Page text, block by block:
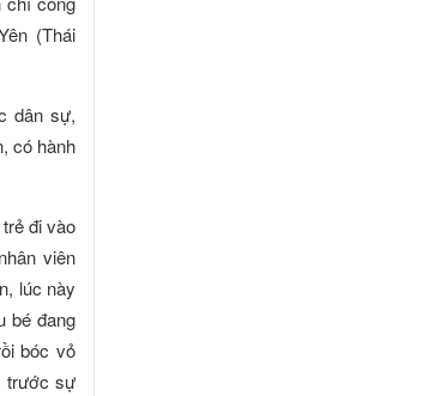
(Thái
dân sự,
có hành
đi vào
viên
lúc này
bé đang
bóc vỏ
trước sự